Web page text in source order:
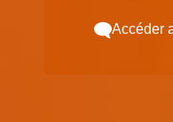
Accéder